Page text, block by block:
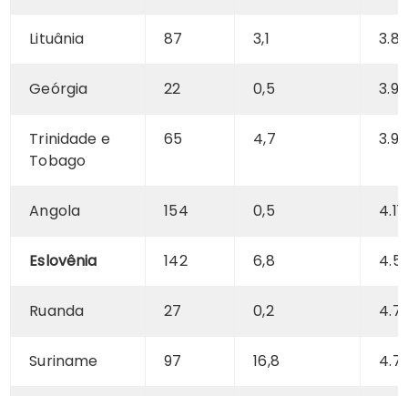
Lituânia 87 3,1
Geórgia 22 0,5
Trinidade e
Tobago
65 4,7
Angola 154 0,5
Eslovênia 142 6,8
Ruanda 27 0,2
Suriname 97 16,8